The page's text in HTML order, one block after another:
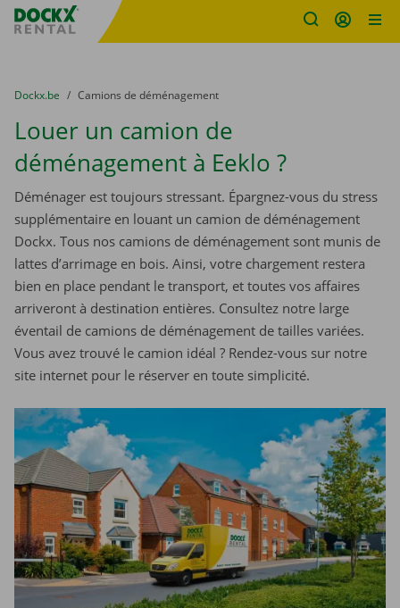
sitename
You are here:
du
Dockx.be to
Camions de déménagement
Louer un camion de
déménagement à Eeklo ?
Déménager est toujours stressant. Épargnez-vous du stress
supplémentaire en louant un camion de déménagement
Dockx. Tous nos camions de déménagement sont munis de
lattes d’arrimage en bois. Ainsi, votre chargement restera
bien en place pendant le transport, et toutes vos affaires
arriveront à destination entières. Consultez notre large
éventail de camions de déménagement de tailles variées.
Vous avez trouvé le camion idéal ? Rendez-vous sur notre
site internet pour le réserver en toute simplicité.